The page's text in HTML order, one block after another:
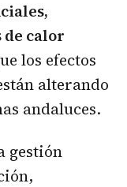
calor
los efectos
alterando
andaluces.
gestión